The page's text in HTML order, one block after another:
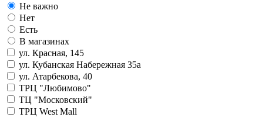
Не важно
Нет
Есть
В магазинах
ул. Красная, 145
ул. Кубанская Набережная 35а
ул. Атарбекова, 40
ТРЦ "Любимово"
ТЦ "Московский"
ТРЦ West Mall